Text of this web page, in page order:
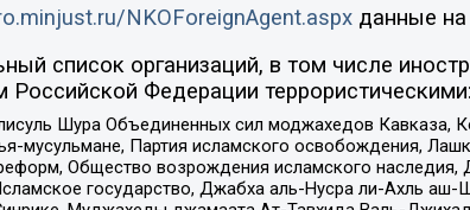
NKOForeignAgent.aspxданные на
список организаций, в том числе
Российской Федерации террористическими:
Шура Объединенных сил моджахедов Кавказа,
мусульмане, Партия исламского освобождения,
Общество возрождения исламского
государство, Джабха аль-Нусра ли-Ахль